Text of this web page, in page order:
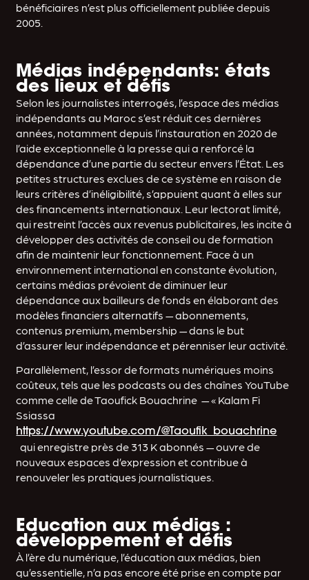
bénéficiaires n’est plus officiellement publiée depuis
2005.
Médias indépendants: états
des lieux et défis
Selon les journalistes interrogés, l’espace des médias
indépendants au Maroc s’est réduit ces dernières
années, notamment depuis l’instauration en 2020 de
l’aide exceptionnelle à la presse qui a renforcé la
dépendance d’une partie du secteur envers l’État. Les
petites structures exclues de ce système en raison de
leurs critères d’inéligibilité, s’appuient quant à elles sur
des financements internationaux. Leur lectorat limité,
qui restreint l’accès aux revenus publicitaires, les incite à
développer des activités de conseil ou de formation
afin de maintenir leur fonctionnement. Face à un
environnement international en constante évolution,
certains médias prévoient de diminuer leur
dépendance aux bailleurs de fonds en élaborant des
modèles financiers alternatifs — abonnements,
contenus premium, membership — dans le but
d’assurer leur indépendance et pérenniser leur activité.
Parallèlement, l’essor de formats numériques moins
coûteux, tels que les podcasts ou des chaînes YouTube
comme celle de Taoufick Bouachrine — « Kalam Fi
Ssiassa
https://www.youtube.com/@Taoufik_bouachrine
qui enregistre près de 313 K abonnés — ouvre de
nouveaux espaces d’expression et contribue à
renouveler les pratiques journalistiques.
Education aux médias :
développement et défis
À l’ère du numérique, l’éducation aux médias, bien
qu’essentielle, n’a pas encore été prise en compte par